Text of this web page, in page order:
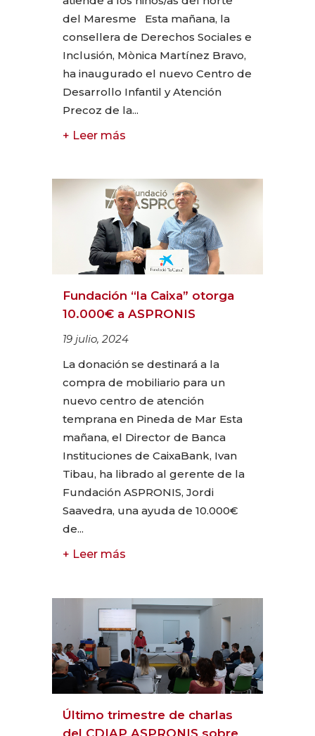
del Maresme Esta mañana, la
consellera de Derechos Sociales e
Inclusión, Mònica Martínez Bravo,
ha inaugurado el nuevo Centro de
Desarrollo Infantil y Atención
Precoz de la...
+ Leer más
Fundación “la Caixa” otorga
10.000€ a ASPRONIS
19 julio, 2024
La donación se destinará a la
compra de mobiliario para un
nuevo centro de atención
temprana en Pineda de Mar Esta
mañana, el Director de Banca
Instituciones de CaixaBank, Ivan
Tibau, ha librado al gerente de la
Fundación ASPRONIS, Jordi
Saavedra, una ayuda de 10.000€
de...
+ Leer más
Último trimestre de charlas